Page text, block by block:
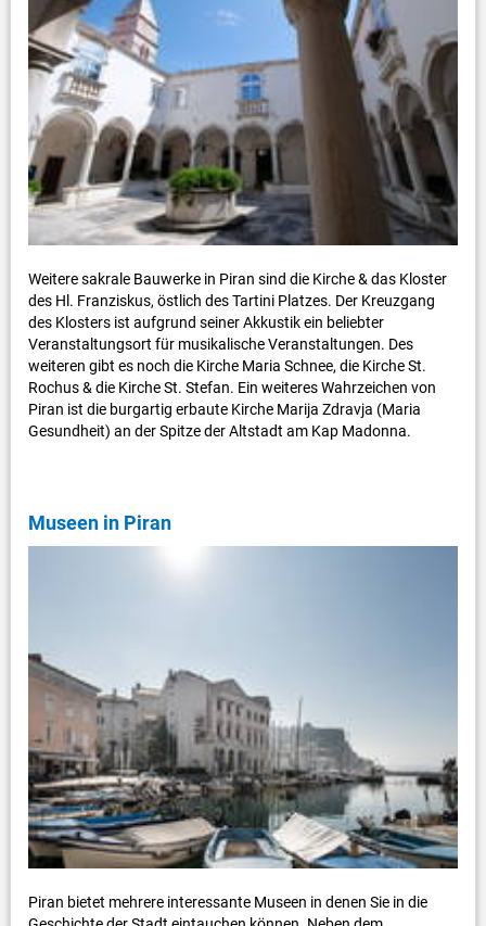
Weitere sakrale Bauwerke in Piran sind die Kirche & das Kloster
des Hl. Franziskus, östlich des Tartini Platzes. Der Kreuzgang
des Klosters ist aufgrund seiner Akkustik ein beliebter
Veranstaltungsort für musikalische Veranstaltungen. Des
weiteren gibt es noch die Kirche Maria Schnee, die Kirche St.
Rochus & die Kirche St. Stefan. Ein weiteres Wahrzeichen von
Piran ist die burgartig erbaute Kirche Marija Zdravja (Maria
Gesundheit) an der Spitze der Altstadt am Kap Madonna.
Museen in Piran
Piran bietet mehrere interessante Museen in denen Sie in die